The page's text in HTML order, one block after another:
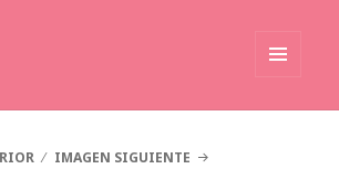
IMAGEN SIGUIENTE